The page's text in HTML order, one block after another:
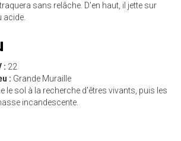
sans relâche. D'en haut, il jette sur
acide.
: 22
: Grande Muraille
le sol à la recherche d'êtres vivants, puis les
incandescente.